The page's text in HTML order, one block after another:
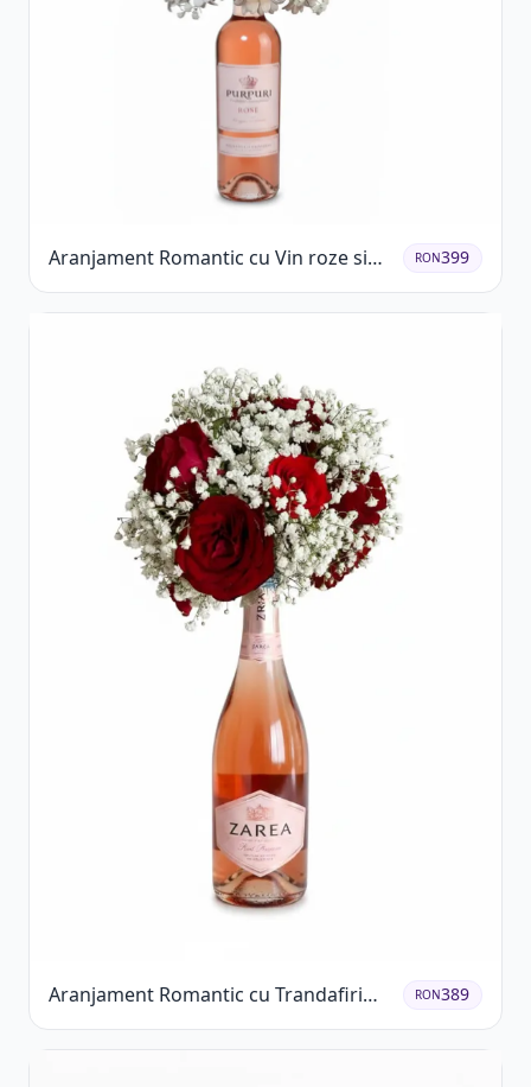
Aranjament Romantic cu Vin roze si
Flori pastel
RON399
Aranjament Romantic cu Trandafiri
Roșii și Șampanie rose
RON389